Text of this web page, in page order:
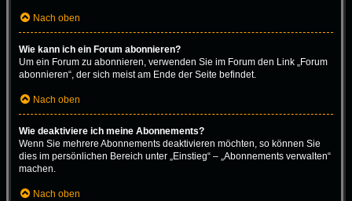
Nach oben
Wie kann ich ein Forum abonnieren?
Um ein Forum zu abonnieren, verwenden Sie im Forum den Link „Forum
abonnieren“, der sich meist am Ende der Seite befindet.
Nach oben
Wie deaktiviere ich meine Abonnements?
Wenn Sie mehrere Abonnements deaktivieren möchten, so können Sie
dies im persönlichen Bereich unter „Einstieg“ – „Abonnements verwalten“
machen.
Nach oben